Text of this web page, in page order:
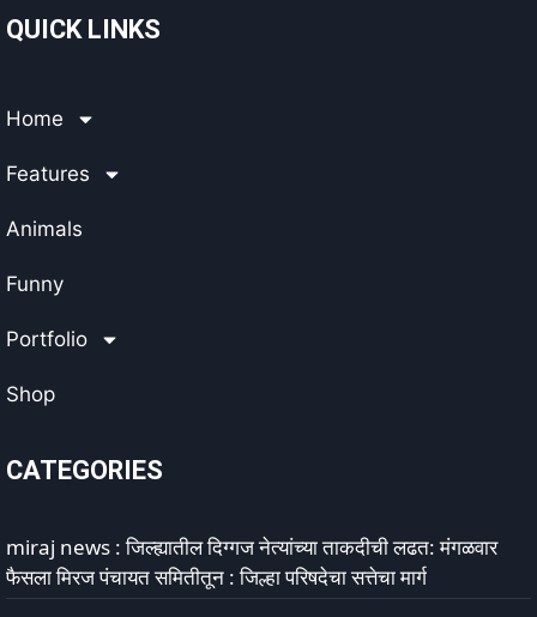
QUICK LINKS
Home
Features
Animals
Funny
Portfolio
Shop
CATEGORIES
miraj news : जिल्ह्यातील दिग्गज नेत्यांच्या ताकदीची लढत: मंगळवार
फैसला मिरज पंचायत समितीतून : जिल्हा परिषदेचा सत्तेचा मार्ग